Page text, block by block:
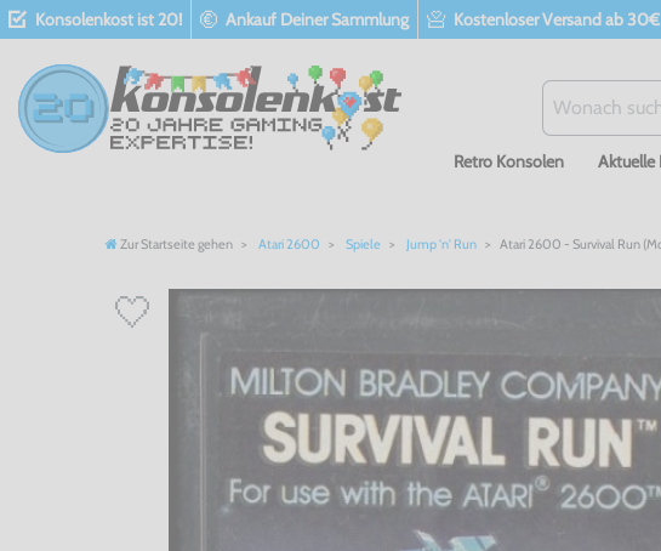
Konsolenkost ist 20! Ankauf Deiner Sammlung Kostenloser Versand ab 30€
Retro Konsolen Aktuelle
Zur Startseite gehen Atari 2600 Spiele Jump 'n' Run Atari 2600 - Survival Run